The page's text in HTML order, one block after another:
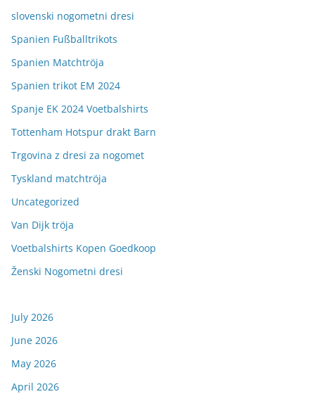
slovenski nogometni dresi
Spanien Fußballtrikots
Spanien Matchtröja
Spanien trikot EM 2024
Spanje EK 2024 Voetbalshirts
Tottenham Hotspur drakt Barn
Trgovina z dresi za nogomet
Tyskland matchtröja
Uncategorized
Van Dijk tröja
Voetbalshirts Kopen Goedkoop
Ženski Nogometni dresi
July 2026
June 2026
May 2026
April 2026